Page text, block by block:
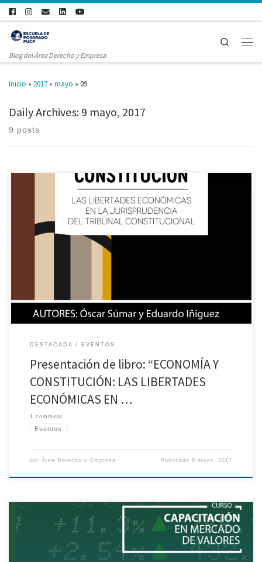
Blog del Área Derecho y Empresa
Search
Inicio » 2017 » mayo » 09
Daily Archives:9 mayo, 2017
9 posts
Los invitamos a la presentación del libro “ECONOMÍA Y CONSTITUCIÓN:
LAS LIBERTADES ECONÓMICAS EN LA JURISPRUDENCIA DEL TRIBUNAL
CONSTITUCIONAL” organizado por la Maestría de Derecho de la Empresa y
DESTACADA EVENTOS
Presentación de libro: “ECONOMÍA Y
CONSTITUCIÓN: LAS LIBERTADES
ECONÓMICAS EN …
1 comment
Eventos
por Área Derecho y Empresa Publicado9 mayo, 2017